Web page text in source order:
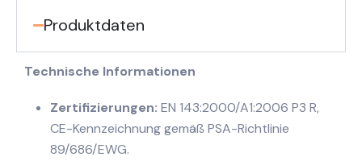
Produktdaten
Technische Informationen
Zertifizierungen: EN 143:2000/A1:2006 P3 R,
CE-Kennzeichnung gemäß PSA-Richtlinie
89/686/EWG.